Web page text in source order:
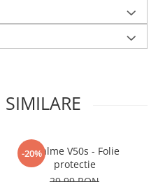
chiar
NUeste
stim cu totii, ci
caNU SE
de cioburi
SIMILARE
-20%
Realme V50s - Folie
protectie